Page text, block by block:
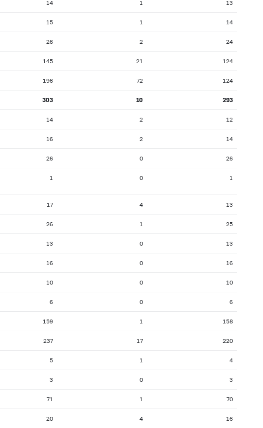
14 1 13
15 1 14
26 2 24
145 21 124
196 72 124
303 10 293
14 2 12
16 2 14
26 0 26
1 0 1
17 4 13
26 1 25
13 0 13
16 0 16
10 0 10
6 0 6
159 1 158
237 17 220
5 1 4
3 0 3
71 1 70
20 4 16